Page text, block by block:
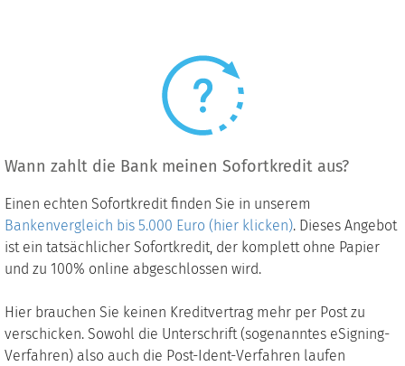
Wann zahlt die Bank meinen Sofortkredit aus?
Einen echten Sofortkredit finden Sie in unserem
Bankenvergleich bis 5.000 Euro (hier klicken). Dieses Angebot
ist ein tatsächlicher Sofortkredit, der komplett ohne Papier
und zu 100% online abgeschlossen wird.
Hier brauchen Sie keinen Kreditvertrag mehr per Post zu
verschicken. Sowohl die Unterschrift (sogenanntes eSigning-
Verfahren) also auch die Post-Ident-Verfahren laufen